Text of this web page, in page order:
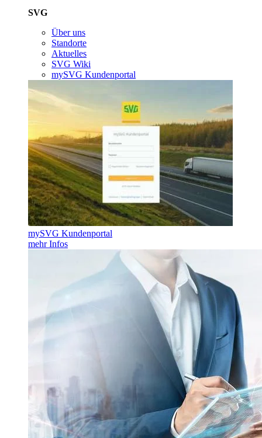
SVG
Über uns
Standorte
Aktuelles
SVG Wiki
mySVG Kundenportal
mySVG Kundenportal
mehr Infos